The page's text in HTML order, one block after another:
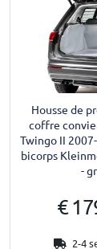
Housse de
coffre
Twingo II
bicorps
-
€
2-4